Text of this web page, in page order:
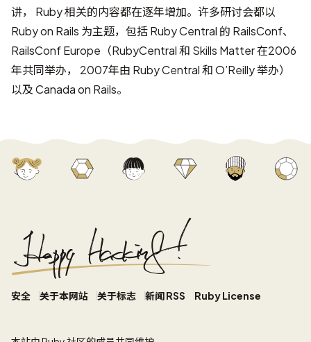
讲， Ruby 相关的内容都在逐年增加。许多研讨会都以
Ruby on Rails 为主题，包括 Ruby Central 的 RailsConf、
RailsConf Europe（RubyCentral 和 Skills Matter在2006
年共同举办， 2007年由 Ruby Central 和 O’Reilly 举办）
以及 Canada on Rails。
安全 关于本网站 关于标志 新闻 RSS Ruby License